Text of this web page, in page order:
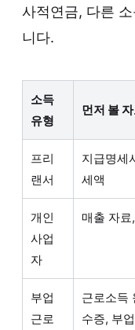
사적연금, 다른
니다.
소득
유형
먼저 볼
프리
랜서
지급명세
세액
개인
사업
자
매출 자료
부업
근로
근로소득
수증, 부